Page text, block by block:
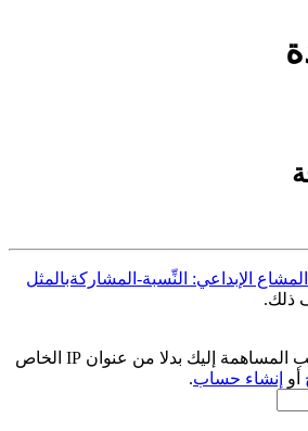
الإبداعي: النِّسبة-المشاركةبالمثل
ذلك.
لم تقم بالولوج. لكي تنسب المساهمة إليك بدلا من عنوان IP الخاص
أو إنشاء حساب.